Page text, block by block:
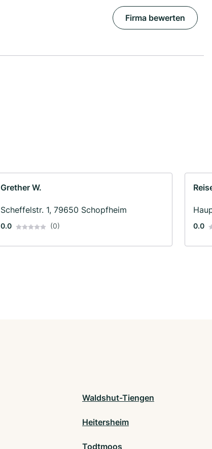
Firma bewerten
Grether W.
Scheffelstr. 1, 79650 Schopfheim
0.0 (0) 0.0
Waldshut-Tiengen
Heitersheim
Todtmoos